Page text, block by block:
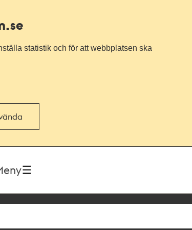
statistik och för att webbplatsen ska